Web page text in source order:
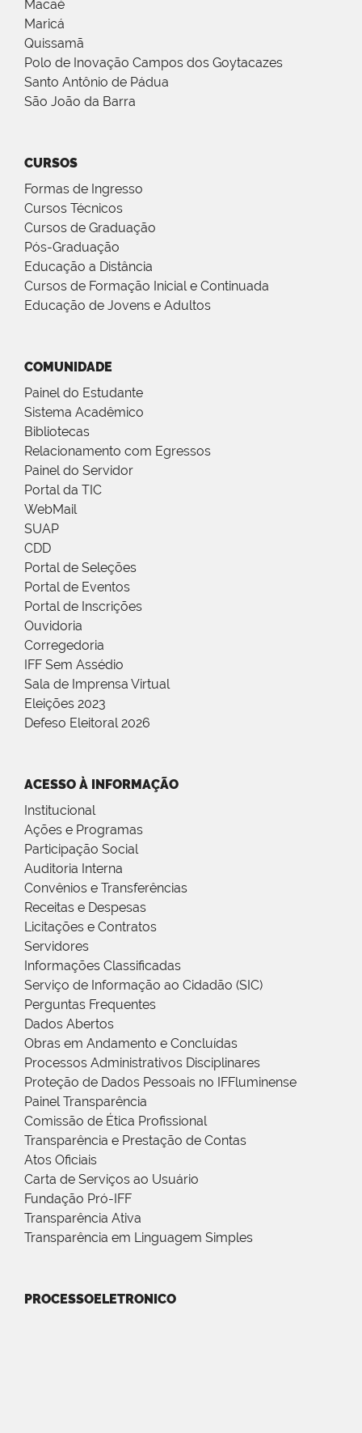
Macaé
Maricá
Quissamã
Polo de Inovação Campos dos Goytacazes
Santo Antônio de Pádua
São João da Barra
CURSOS
Formas de Ingresso
Cursos Técnicos
Cursos de Graduação
Pós-Graduação
Educação a Distância
Cursos de Formação Inicial e Continuada
Educação de Jovens e Adultos
COMUNIDADE
Painel do Estudante
Sistema Acadêmico
Bibliotecas
Relacionamento com Egressos
Painel do Servidor
Portal da TIC
WebMail
SUAP
CDD
Portal de Seleções
Portal de Eventos
Portal de Inscrições
Ouvidoria
Corregedoria
IFF Sem Assédio
Sala de Imprensa Virtual
Eleições 2023
Defeso Eleitoral 2026
ACESSO À INFORMAÇÃO
Institucional
Ações e Programas
Participação Social
Auditoria Interna
Convênios e Transferências
Receitas e Despesas
Licitações e Contratos
Servidores
Informações Classificadas
Serviço de Informação ao Cidadão (SIC)
Perguntas Frequentes
Dados Abertos
Obras em Andamento e Concluídas
Processos Administrativos Disciplinares
Proteção de Dados Pessoais no IFFluminense
Painel Transparência
Comissão de Ética Profissional
Transparência e Prestação de Contas
Atos Oficiais
Carta de Serviços ao Usuário
Fundação Pró-IFF
Transparência Ativa
Transparência em Linguagem Simples
PROCESSOELETRONICO